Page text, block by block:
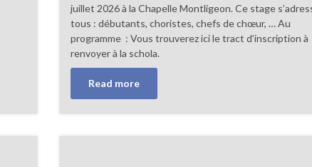
juillet 2026 à la Chapelle Montligeon. Ce stage
tous : débutants, choristes, chefs de chœur, … Au
programme : Vous trouverez ici le tract d’inscription à
renvoyer à la schola.
Read more